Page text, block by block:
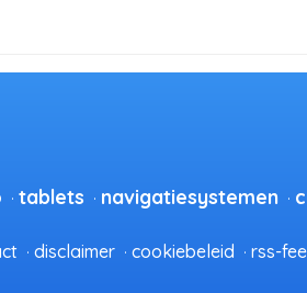
tablets navigatiesystemen
disclaimer cookiebeleid rss-